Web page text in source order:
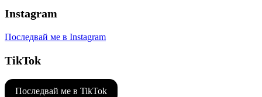
Instagram
Последвай ме в Instagram
TikTok
Последвай ме в TikTok